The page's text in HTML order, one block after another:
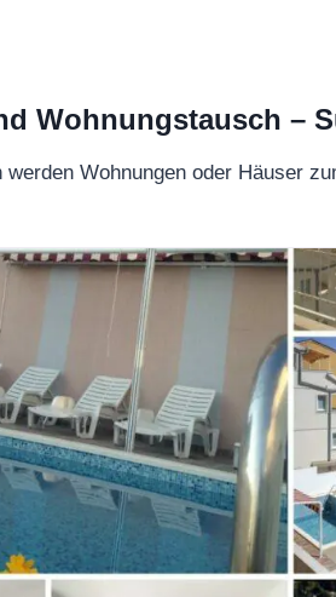
Wohnungstausch –
werden Wohnungen oder Häuser